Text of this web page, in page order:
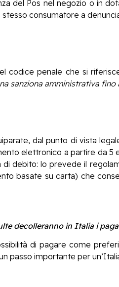
del Pos nel negozio o in
consumatore a
codice penale che si
sanziona amministrativa fino
dal punto di vista
elettronico a partire da 5
debito: lo prevede il
basate su carta) che
decolleranno in Italia i
di pagare come
passo importante per